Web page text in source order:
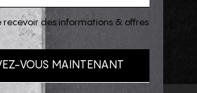
recevoir des informations & offres